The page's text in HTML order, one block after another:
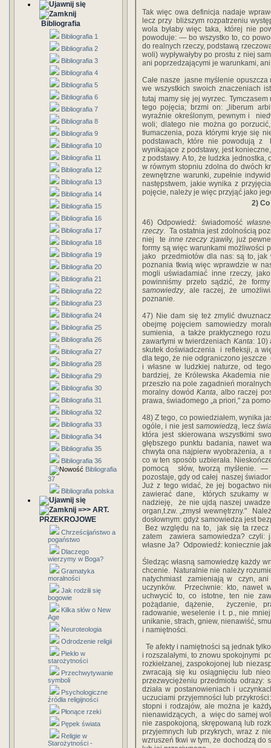
Bibliografia
Bibliografia 1
Bibliografia 2
Bibliografia 3
Bibliografia 4
Bibliografia 5
Bibliografia 6
Bibliografia 7
Bibliografia 8
Bibliografia 9
Bibliografia 10
Bibliografia 11
Bibliografia 12
Bibliografia 13
Bibliografia 14
Bibliografia 15
Bibliografia 16
Bibliografia 17
Bibliografia 18
Bibliografia 19
Bibliografia 20
Bibliografia 21
Bibliografia 22
Bibliografia 23
Bibliografia 24
Bibliografia 25
Bibliografia 26
Bibliografia 27
Bibliografia 28
Bibliografia 29
Bibliografia 30
Bibliografia 31
Bibliografia 32
Bibliografia 33
Bibliografia 34
Bibliografia 35
Bibliografia 36
Bibliografia
37
Bibliografia polska
=>> ART.
PRZEKROJOWE
Chrześcijaństwo a
pogaństwo
Dlaczego
wierzymy w Boga?
Gramatyka
moralności
Jak rodzili się
bogowie
Kilka słów o New
Age
Neuroteologia
Odrodzenie religii
Piekło w
starożytności
Przechwytywanie
symboli
Psychologiczne
źródła religijności
Płonące rzeki
Pępek świata
Religie w
Starożytności -
Tak więc‎ ‎owa‎ ‎definicja‎ ‎nadaje‎
lecz‎ ‎przy‎ ‎ bliższym rozpatrzeniu‎
‎wola‎ ‎byłaby‎ ‎więc‎ ‎taka,‎ ‎której nie‎
‎powoduje:‎ ‎—‎ ‎bo‎ ‎wszystko‎ ‎to,‎ ‎co‎
‎do realnych‎ ‎rzeczy,‎ ‎podstawą‎
‎woli)‎ ‎wypływałyby‎ ‎po‎ ‎prostu‎ ‎z‎ ‎niej‎
‎ani‎ ‎poprzedzającymi‎ ‎je warunkami,‎
‎Całe‎ ‎nasze‎ ‎ jasne‎ ‎myślenie‎
‎we wszystkich‎ ‎swoich‎ ‎znaczeniach‎
‎tutaj‎ ‎mamy‎ ‎się jej‎ ‎wyrzec.‎
‎tego‎ ‎pojęcia;‎ ‎brzmi on:‎ ‎„liberum‎
‎wyraźnie‎ ‎określonym,‎ ‎pewnym‎ ‎i‎
‎woli;‎ ‎dlatego‎ ‎nie‎ ‎można‎ ‎go‎
‎tłumaczenia,‎ ‎poza‎ ‎którymi‎ ‎kryje‎ ‎się‎
‎podstawach,‎ ‎które‎ ‎nie‎ ‎powodują‎ ‎z‎
‎wynikające‎ ‎z‎ ‎podstawy,‎ ‎jest‎
‎z‎ ‎podstawy.‎ ‎A‎ ‎to,‎ ‎że‎ ‎ludzka‎
‎w‎ ‎równym‎ ‎stopniu‎ ‎zdolna‎ ‎do‎ ‎dwóch‎
‎zewnętrzne‎ ‎warunki,‎ ‎zupełnie‎
‎następstwem,‎ ‎jakie wynika‎ ‎z‎
‎pojęcie,‎ ‎należy‎ ‎je‎ ‎więc‎ ‎przyjąć‎ ‎jako‎
2)‎
46)‎ ‎Odpowiedź:‎ ‎świadomość‎ ‎
‎rzeczy. ‎ ‎Ta‎ ‎ostatnia‎ ‎jest‎ ‎zdolnością‎
‎niej‎ ‎ te‎ ‎inne‎ ‎rzeczyzjawiły,‎ ‎już‎
‎formy‎ ‎są‎ ‎więc‎ ‎warunkami‎ ‎możliwości‎
‎jako ‎ ‎przedmiotów‎ ‎dla‎ ‎nas:‎ ‎są‎ ‎to,‎ ‎jak
‎poznania‎ ‎tkwią‎ ‎więc‎ ‎wprawdzie‎ ‎w‎
‎mogli uświadamiać‎ ‎inne‎ ‎rzeczy,‎
‎powinniśmy‎ ‎przeto‎ ‎sądzić,‎ ‎że‎
samowiedzy,‎ ‎ale‎ ‎raczej,‎ ‎że‎
‎poznanie.
47)‎ ‎Nie‎ ‎dam‎ ‎się‎ ‎też‎ ‎zmylić‎
‎obejmę‎ ‎pojęciem‎ ‎samowiedzy‎
‎sumienia, ‎ ‎a‎ ‎także‎ ‎praktycznego‎
‎zawartymi‎ ‎w‎ ‎twierdzeniach‎ ‎ Kanta:‎ 10‎)
‎skutek‎ ‎doświadczenia‎ ‎ i‎ ‎refleksji,‎ ‎a‎
‎dla tego,‎ ‎że‎ ‎nie‎ ‎odgraniczono‎ ‎jeszcze‎
‎i‎ ‎własne‎ ‎w ludzkiej‎ ‎naturze,‎ ‎od‎
‎bardziej,‎ ‎że‎ ‎Królewska‎ ‎Akademia‎
‎przeszło‎ ‎na‎ ‎pole‎ ‎zagadnień‎
moralny‎ ‎dowód‎ ‎Kanta,‎ ‎albo‎ ‎raczej‎
‎prawa,‎ ‎świadomego‎ ‎„a‎ ‎priori,"‎ ‎za‎
48)‎ ‎Z‎ ‎tego,‎ ‎co‎ ‎powiedziałem,‎ ‎wynika‎
‎ogóle,‎ ‎i nie‎ ‎jest‎ ‎samowiedzą,‎ ‎lecz‎ ‎
‎która‎ ‎jest‎ ‎skierowana wszystkimi‎
‎głębszego‎ ‎punktu‎ ‎badania,‎ ‎nawet‎
‎chwyta‎ ‎ona‎ ‎najpierw‎ ‎wyobrażenia,‎ ‎a
‎co w‎ ‎ten‎ ‎sposób‎ ‎uzbierała.‎
‎pomocą‎ ‎ słów, tworzą‎ ‎myślenie.‎ ‎—‎
‎pozostaje,‎ ‎gdy‎ ‎od‎ ‎całej‎ ‎ naszej‎
Już‎ ‎z‎ ‎tego‎ ‎widać,‎ ‎że‎ ‎jej‎ ‎bogactwo‎
‎zawierać‎ ‎dane,‎ ‎ których‎ ‎szukamy‎
‎nadzieję, ‎ ‎że‎ ‎nie‎ ‎ujdą‎ ‎naszej‎
organ,t.zw.‎ ‎„zmysł‎ ‎wewnętrzny."
‎dosłownym:‎ gdyż‎ ‎samowiedza‎ ‎jest‎
‎Bez‎ ‎względu‎ ‎na to,‎ ‎ jak‎ ‎się‎ ‎ta‎
‎zatem‎ ‎ zawiera‎ ‎samowiedza?‎ ‎czyli:‎
‎własne Ja?‎ ‎ Odpowiedź:‎ ‎koniecznie‎
Śledząc‎ ‎własną‎ ‎samowiedzę‎ ‎każdy‎
‎chcenie.‎ ‎ Naturalnie nie‎ ‎należy‎
‎natychmiast‎ ‎ zamieniają‎ ‎w‎ ‎ czyn,
‎uczynków.‎ ‎ Przeciwnie:‎ ‎kto,‎ ‎nawet‎
‎uchwycić‎ ‎to,‎ ‎co istotne,‎ ‎ten‎ ‎nie‎
‎pożądanie,‎ ‎dążenie,‎ ‎ życzenie,‎
‎radowanie,‎ ‎weselenie‎ ‎i‎ ‎t.‎ ‎p.,‎ ‎nie‎
unikanie,‎ ‎strach, gniew,‎ ‎nienawiść,‎
‎i‎ ‎namiętności.
Te‎ ‎afekty i‎ ‎namiętności‎ ‎są‎ ‎jednak‎
‎i‎ ‎rozszalałymi,‎ ‎to‎ ‎znowu‎ ‎spokojnymi‎
‎rozkiełzanej,‎ ‎zaspokojonej‎ ‎lub
‎zwracają‎ ‎się‎ ‎ku‎ ‎osiągnięciu‎ ‎lub‎
‎przezwyciężeniu‎ ‎przedmiotu‎ ‎odrazy:‎
‎działa‎ ‎w‎ ‎postanowieniach‎ ‎i‎
‎uczuciami‎ ‎przyjemności lub‎
‎stopni‎ ‎i‎ ‎rodzajów,‎ ‎ale‎ ‎można‎ ‎je‎
nienawidzących,‎ ‎‎ ‎a‎ ‎ więc‎ ‎do‎ ‎samej‎
‎nie zaspokojoną,‎ ‎skrępowaną‎ ‎lub‎
‎przyjemnych lub‎ ‎przykrych,‎ ‎wraz‎ ‎z‎
‎wzruszeń‎ ‎tkwi‎ ‎w‎ ‎tym,‎ ‎że dochodzą‎